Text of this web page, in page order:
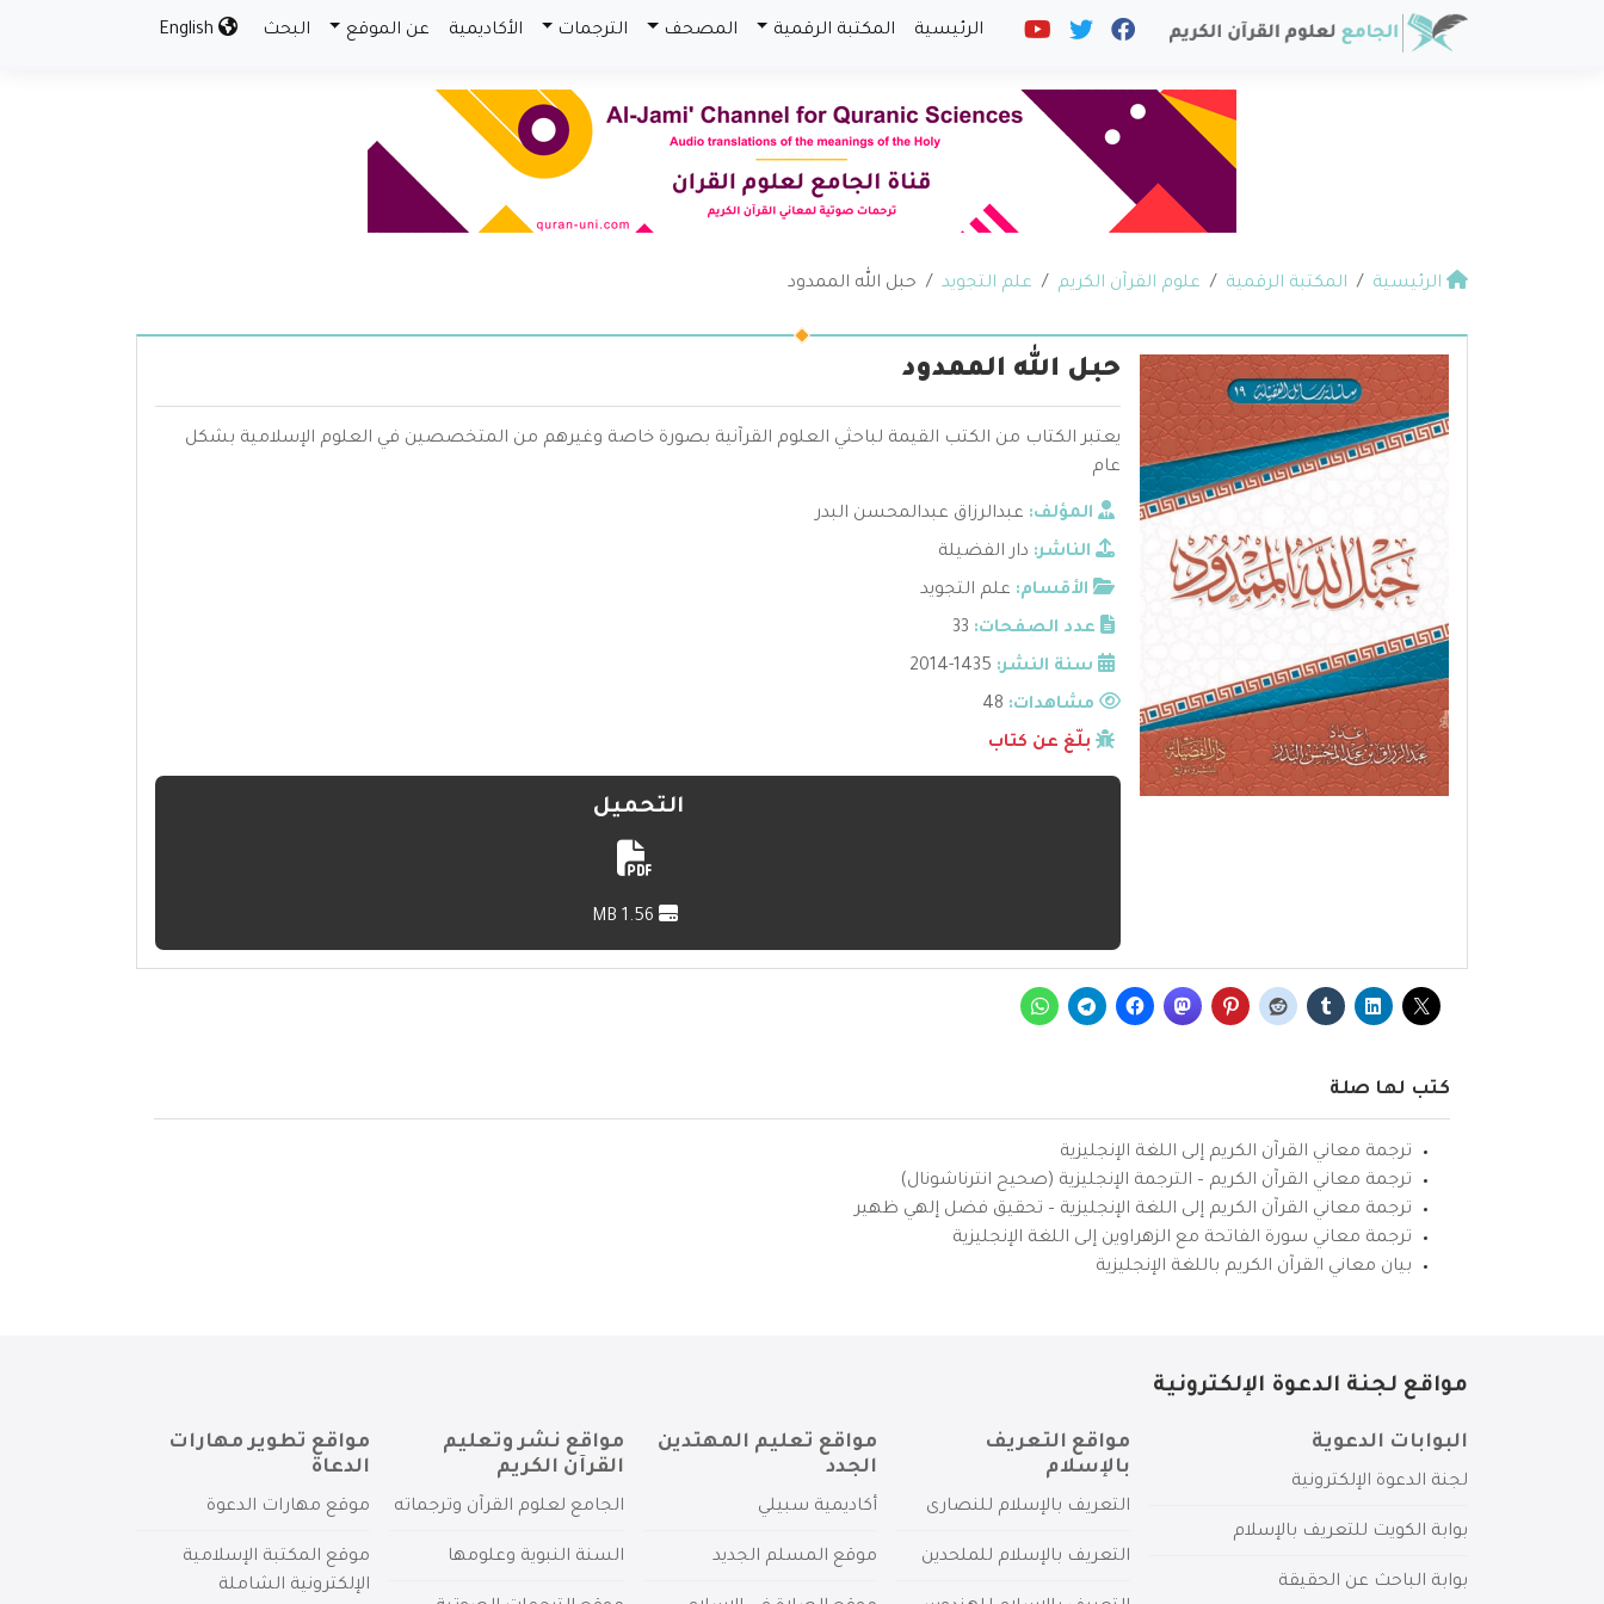
الرئيسية المكتبة الرقمية المصحف الترجمات الأكاديمية عن الموقع البحث
الرئيسية المكتبة الرقمية علوم القرآن الكريم علم التجويد حبل الله الممدود
حبل الله الممدود
يعتبر الكتاب من الكتب القيمة لباحثي العلوم القرآنية بصورة خاصة وغيرهم من المتخصصين في العلوم الإسلامية بشكل
عام
المؤلف: عبدالرزاق عبدالمحسن البدر
الناشر: دار الفضيلة
الأقسام: علم التجويد
عدد الصفحات: 33
سنة النشر: 1435-2014
مشاهدات:
بلّغ عن كتاب
التحميل
كتب لها صلة
ترجمة معاني القرآن الكريم إلى اللغة الإنجليزية
ترجمة معاني القرآن الكريم – الترجمة الإنجليزية (صحيح انترناشونال)
ترجمة معاني القرآن الكريم إلى اللغة الإنجليزية – تحقيق فضل إلهي ظهير
ترجمة معاني سورة الفاتحة مع الزهراوين إلى اللغة الإنجليزية
بيان معاني القرآن الكريم باللغة الإنجليزية
مواقع لجنة الدعوة الإلكترونية
البوابات الدعوية
لجنة الدعوة الإلكترونية
بوابة الكويت للتعريف بالإسلام
بوابة الباحث عن الحقيقة
مواقع التعريف
بالإسلام
التعريف بالإسلام للنصارى
التعريف بالإسلام للملحدين
مواقع تعليم المهتدين
الجدد
أكاديمية سبيلي
موقع المسلم الجديد
مواقع نشر وتعليم
القرآن الكريم
الجامع لعلوم القرآن وترجماته
السنة النبوية وعلومها
مواقع تطوير مهارات
الدعاة
موقع مهارات الدعوة
موقع المكتبة الإسلامية
الإلكترونية الشاملة